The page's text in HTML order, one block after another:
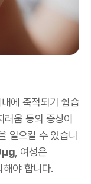
에 축적되기 쉽습
움 등의 증상이
일으킬 수 있습니
, 여성은
야 합니다.